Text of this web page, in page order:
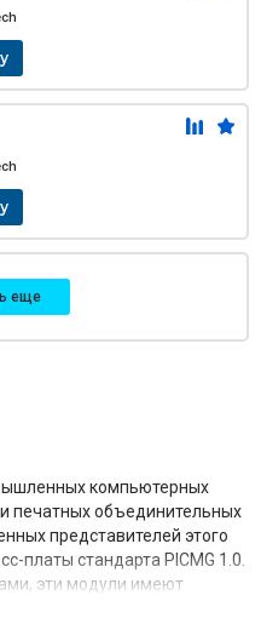
еще
компьютерных
печатных объединительных
представителей этого
платы стандарта PICMG 1.0.
эти модули имеют
что позволяет в